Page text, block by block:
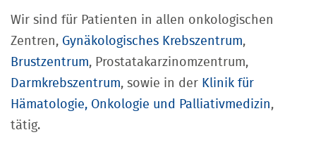
Wir sind für Patienten in allen onkologischen
Zentren, Gynäkologisches Krebszentrum,
Brustzentrum, Prostatakarzinomzentrum,
Darmkrebszentrum, sowie in der Klinik für
Hämatologie, Onkologie und Palliativmedizin,
tätig.